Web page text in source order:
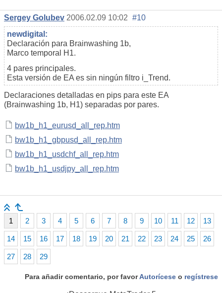
Sergey Golubev 2006.02.09 10:02 #10
newdigital:
Declaración para Brainwashing 1b,
Marco temporal H1.
4 pares principales.
Esta versión de EA es sin ningún filtro i_Trend.
Declaraciones detalladas en pips para este EA
(Brainwashing 1b, H1) separadas por pares.
bw1b_h1_eurusd_all_rep.htm
bw1b_h1_gbpusd_all_rep.htm
bw1b_h1_usdchf_all_rep.htm
bw1b_h1_usdjpy_all_rep.htm
1 2 3 4 5 6 7 8 9 10 11 12 13
14 15 16 17 18 19 20 21 22 23 24 25 26
27 28 29
Para añadir comentario, por favorAutorícese o regístrese